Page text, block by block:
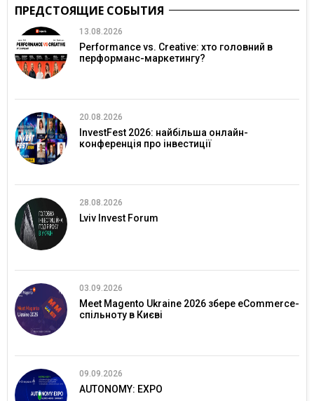
ПРЕДСТОЯЩИЕ СОБЫТИЯ
13.08.2026
Performance vs. Creative: хто головний в
перформанс-маркетингу?
20.08.2026
InvestFest 2026: найбільша онлайн-
конференція про інвестиції
28.08.2026
Lviv Invest Forum
03.09.2026
Meet Magento Ukraine 2026 збере eCommerce-
спільноту в Києві
09.09.2026
AUTONOMY: EXPO